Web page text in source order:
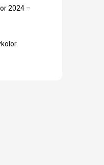
2024 –